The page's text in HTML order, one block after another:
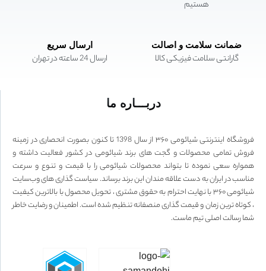
هستیم
ضمانت سلامت و اصالت
گارانتی سلامت فیزیکی کالا
ارسال سریع
ارسال 24 ساعته در تهران
دربـــاره ما
فروشگاه اینترنتی شیائومی ۳۶۰ از سال 1398 تا کنون بصورت انحصاری در زمینه
فروش تمامی محصولات و گجت های برند شیائومی در کشور فعالیت داشته و
همواره سعی نموده تا بتواند محصولات شیائومی را با قیمت و تنوع و سرعت
مناسب در ایران به دست علاقه مندان این برند برساند. سیاست گذاری های وب‌سایت
شیائومی ۳۶۰ با نهایت احترام به حقوق مشتری ، تحویل محصول با بالاترین کیفیت
، کوتاه ترین زمان و قیمت گذاری منصفانه تنظیم شده است. اطمینان و رضایت خاطر
شما رسالت اصلی تیم ماست.